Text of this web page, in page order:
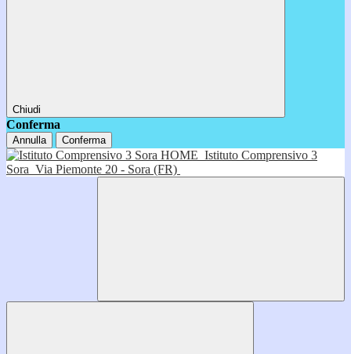
Chiudi
Conferma
Annulla Conferma
HOME Istituto Comprensivo 3
Sora Via Piemonte 20 - Sora (FR)